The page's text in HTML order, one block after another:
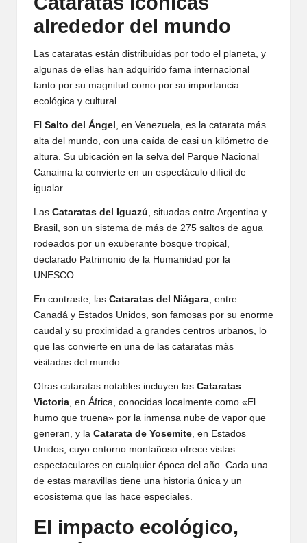
alrededor del mundo
Las cataratas están distribuidas por todo el planeta, y
algunas de ellas han adquirido fama internacional
tanto por su magnitud como por su importancia
ecológica y cultural.
El Salto del Ángel , en Venezuela, es la catarata más
alta del mundo, con una caída de casi un kilómetro de
altura. Su ubicación en la selva del Parque Nacional
Canaima la convierte en un espectáculo difícil de
igualar.
Las Cataratas del Iguazú , situadas entre Argentina y
Brasil, son un sistema de más de 275 saltos de agua
rodeados por un exuberante bosque tropical,
declarado Patrimonio de la Humanidad por la
UNESCO.
En contraste, las Cataratas del Niágara , entre
Canadá y Estados Unidos, son famosas por su enorme
caudal y su proximidad a grandes centros urbanos, lo
que las convierte en una de las cataratas más
visitadas del mundo.
Otras cataratas notables incluyen las Cataratas
Victoria , en África, conocidas localmente como «El
humo que truena» por la inmensa nube de vapor que
generan, y la Catarata de Yosemite , en Estados
Unidos, cuyo entorno montañoso ofrece vistas
espectaculares en cualquier época del año. Cada una
de estas maravillas tiene una historia única y un
ecosistema que las hace especiales.
El impacto ecológico,